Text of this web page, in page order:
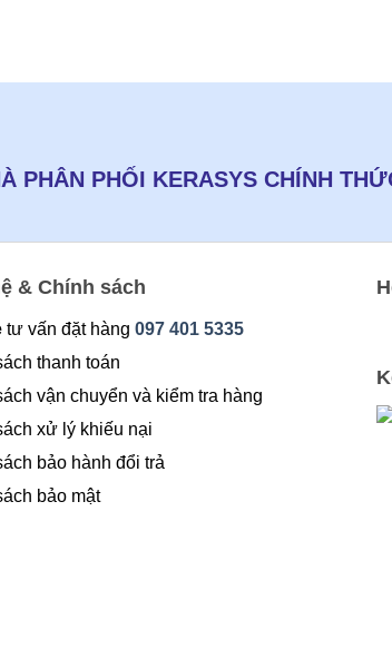
PHÂN PHỐI KERASYS CHÍNH
& Chính sách
tư vấn đặt hàng 097 401 5335
thanh toán
vận chuyển và kiểm tra hàng
xử lý khiếu nại
bảo hành đổi trả
bảo mật